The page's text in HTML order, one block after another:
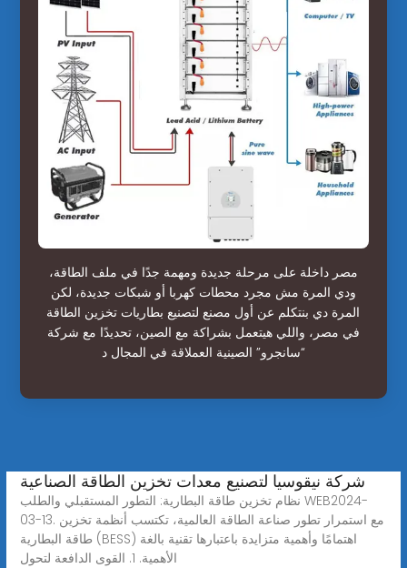
مصر داخلة على مرحلة جديدة ومهمة جدًا في ملف الطاقة،
ودي المرة مش مجرد محطات كهربا أو شبكات جديدة، لكن
المرة دي بنتكلم عن أول مصنع لتصنيع بطاريات تخزين الطاقة
في مصر، واللي هيتعمل بشراكة مع الصين، تحديدًا مع شركة
“سانجرو” الصينية العملاقة في المجال د
شركة نيقوسيا لتصنيع معدات تخزين الطاقة الصناعية
نظام تخزين طاقة البطارية: التطور المستقبلي والطلب WEB2024-
03-13. مع استمرار تطور صناعة الطاقة العالمية، تكتسب أنظمة تخزين
طاقة البطارية (BESS) اهتمامًا وأهمية متزايدة باعتبارها تقنية بالغة
الأهمية. 1. القوى الدافعة لتحول